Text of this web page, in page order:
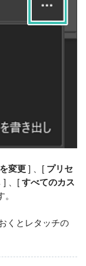
変更] 、[ プリセ
] 、[ すべてのカス
くとレタッチの